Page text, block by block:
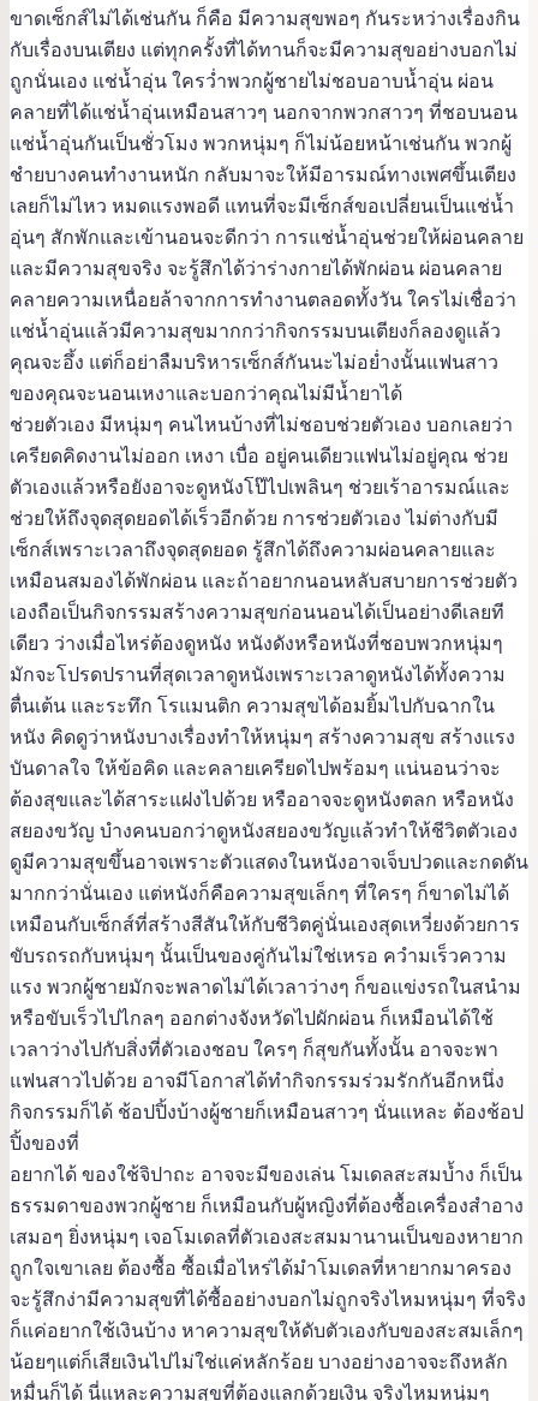
ขาดเซ็กส์ไม่ได้เช่นกัน ก็คือ มีความสุขพอๆ กันระหว่างเรื่องกิน
กับเรื่องบนเตียง แต่ทุกครั้งที่ได้ทานก็จะมีความสุขอย่างบอกไม่
ถูกนั่นเอง แช่น้ำอุ่น ใครว่ำพวกผู้ชายไม่ชอบอาบน้ำอุ่น ผ่อน
คลายที่ได้แช่น้ำอุ่นเหมือนสาวๆ นอกจากพวกสาวๆ ที่ชอบนอน
แช่น้ำอุ่นกันเป็นชั่วโมง พวกหนุ่มๆ ก็ไม่น้อยหน้าเช่นกัน พวกผู้
ชำยบางคนทำงานหนัก กลับมาจะให้มีอารมณ์ทางเพศขึ้นเตียง
เลยก็ไม่ไหว หมดแรงพอดี แทนที่จะมีเซ็กส์ขอเปลี่ยนเป็นแช่น้ำ
อุ่นๆ สักพักและเข้านอนจะดีกว่า การแช่น้ำอุ่นช่วยให้ผ่อนคลาย
และมีความสุขจริง จะรู้สึกได้ว่าร่างกายได้พักผ่อน ผ่อนคลาย
คลายความเหนื่อยล้าจากการทำงานตลอดทั้งวัน ใครไม่เชื่อว่า
แช่น้ำอุ่นแล้วมีความสุขมากกว่ากิจกรรมบนเตียงก็ลองดูแล้ว
คุณจะอึ้ง แต่ก็อย่าลืมบริหารเซ็กส์กันนะไม่อย่ำงนั้นแฟนสาว
ของคุณจะนอนเหงาและบอกว่าคุณไม่มีน้ำยาได้
ช่วยตัวเอง มีหนุ่มๆ คนไหนบ้างที่ไม่ชอบช่วยตัวเอง บอกเลยว่า
เครียดคิดงานไม่ออก เหงา เบื่อ อยู่คนเดียวแฟนไม่อยู่คุณ ช่วย
ตัวเองแล้วหรือยังอาจะดูหนังโป๊ไปเพลินๆ ช่วยเร้าอารมณ์และ
ช่วยให้ถึงจุดสุดยอดได้เร็วอีกด้วย การช่วยตัวเอง ไม่ต่างกับมี
เซ็กส์เพราะเวลาถึงจุดสุดยอด รู้สึกได้ถึงความผ่อนคลายและ
เหมือนสมองได้พักผ่อน และถ้าอยากนอนหลับสบายการช่วยตัว
เองถือเป็นกิจกรรมสร้างความสุขก่อนนอนได้เป็นอย่างดีเลยที
เดียว ว่างเมื่อไหร่ต้องดูหนัง หนังดังหรือหนังที่ชอบพวกหนุ่มๆ
มักจะโปรดปรานที่สุดเวลาดูหนังเพราะเวลาดูหนังได้ทั้งความ
ตื่นเต้น และระทึก โรแมนติก ความสุขได้อมยิ้มไปกับฉากใน
หนัง คิดดูว่าหนังบางเรื่องทำให้หนุ่มๆ สร้างความสุข สร้างแรง
บันดาลใจ ให้ข้อคิด และคลายเครียดไปพร้อมๆ แน่นอนว่าจะ
ต้องสุขและได้สาระแฝงไปด้วย หรืออาจจะดูหนังตลก หรือหนัง
สยองขวัญ บำงคนบอกว่าดูหนังสยองขวัญแล้วทำให้ชีวิตตัวเอง
ดูมีความสุขขึ้นอาจเพราะตัวแสดงในหนังอาจเจ็บปวดและกดดัน
มากกว่านั่นเอง แต่หนังก็คือความสุขเล็กๆ ที่ใครๆ ก็ขาดไม่ได้
เหมือนกับเซ็กส์ที่สร้างสีสันให้กับชีวิตคู่นั่นเองสุดเหวี่ยงด้วยการ
ขับรถรถกับหนุ่มๆ นั้นเป็นของคู่กันไม่ใช่เหรอ ควำมเร็วความ
แรง พวกผู้ชายมักจะพลาดไม่ได้เวลาว่างๆ ก็ขอแข่งรถในสนำม
หรือขับเร็วไปไกลๆ ออกต่างจังหวัดไปผักผ่อน ก็เหมือนได้ใช้
เวลาว่างไปกับสิ่งที่ตัวเองชอบ ใครๆ ก็สุขกันทั้งนั้น อาจจะพา
แฟนสาวไปด้วย อาจมีโอกาสได้ทำกิจกรรมร่วมรักกันอีกหนึ่ง
กิจกรรมก็ได้ ช้อปปิ้งบ้างผู้ชายก็เหมือนสาวๆ นั่นแหละ ต้องช้อป
ปิ้งของที่
อยากได้ ของใช้จิปาถะ อาจจะมีของเล่น โมเดลสะสมบ้ำง ก็เป็น
ธรรมดาของพวกผู้ชาย ก็เหมือนกับผู้หญิงที่ต้องซื้อเครื่องสำอาง
เสมอๆ ยิ่งหนุ่มๆ เจอโมเดลที่ตัวเองสะสมมานานเป็นของหายาก
ถูกใจเขาเลย ต้องซื้อ ซื้อเมื่อไหร่ได้มำโมเดลที่หายากมาครอง
จะรู้สึกง่ามีความสุขที่ได้ซื้ออย่างบอกไม่ถูกจริงไหมหนุ่มๆ ที่จริง
ก็แค่อยากใช้เงินบ้าง หาความสุขให้ดับตัวเองกับของสะสมเล็กๆ
น้อยๆแต่ก็เสียเงินไปไม่ใช่แค่หลักร้อย บางอย่างอาจจะถึงหลัก
หมื่นก็ได้ นี่แหละความสุขที่ต้องแลกด้วยเงิน จริงไหมหนุ่มๆ